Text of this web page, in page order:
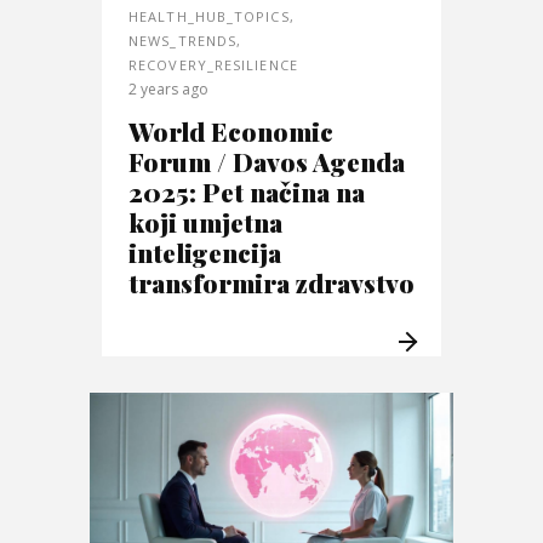
HEALTH_HUB_TOPICS,
NEWS_TRENDS,
RECOVERY_RESILIENCE
2 years ago
World Economic
Forum / Davos Agenda
2025: Pet načina na
koji umjetna
inteligencija
transformira zdravstvo